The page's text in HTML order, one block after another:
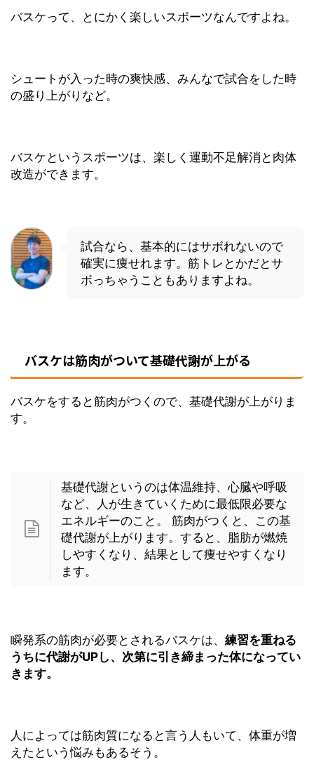
バスケって、とにかく楽しいスポーツなんですよね。
シュートが入った時の爽快感、みんなで試合をした時
の盛り上がりなど。
バスケというスポーツは、楽しく運動不足解消と肉体
改造ができます。
試合なら、基本的にはサボれないので
確実に痩せれます。筋トレとかだとサ
ボっちゃうこともありますよね。
バスケは筋肉がついて基礎代謝が上がる
バスケをすると筋肉がつくので、基礎代謝が上がりま
す。
基礎代謝というのは体温維持、心臓や呼吸
など、人が生きていくために最低限必要な
エネルギーのこと。 筋肉がつくと、この基
礎代謝が上がります。すると、脂肪が燃焼
しやすくなり、結果として痩せやすくなり
ます。
瞬発系の筋肉が必要とされるバスケは、 練習を重ねる
うちに代謝がUPし、次第に引き締まった体になってい
きます。
人によっては筋肉質になると言う人もいて、体重が増
えたという悩みもあるそう。